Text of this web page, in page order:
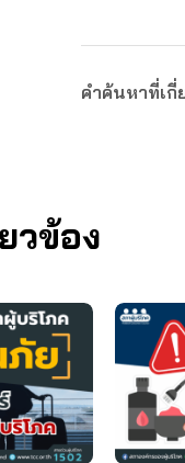
คำค้นหาที่เกี่
วข้อง